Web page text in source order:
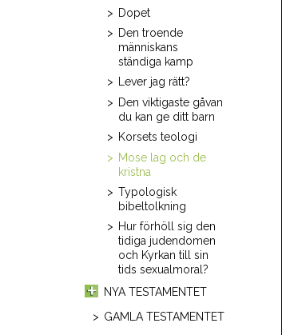
Dopet
Den troende
människans
ständiga kamp
Lever jag rätt?
Den viktigaste gåvan
du kan ge ditt barn
Korsets teologi
Mose lag och de
kristna
Typologisk
bibeltolkning
Hur förhöll sig den
tidiga judendomen
och Kyrkan till sin
tids sexualmoral?
NYA TESTAMENTET
GAMLA TESTAMENTET